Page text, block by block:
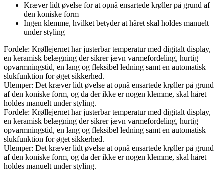
Kræver lidt øvelse for at opnå ensartede krøller på grund af
den koniske form
Ingen klemme, hvilket betyder at håret skal holdes manuelt
under styling
Fordele: Krøllejernet har justerbar temperatur med digitalt display,
en keramisk belægning der sikrer jævn varmefordeling, hurtig
opvarmningstid, en lang og fleksibel ledning samt en automatisk
slukfunktion for øget sikkerhed.
Ulemper: Det kræver lidt øvelse at opnå ensartede krøller på grund
af den koniske form, og da der ikke er nogen klemme, skal håret
holdes manuelt under styling.
Fordele: Krøllejernet har justerbar temperatur med digitalt display,
en keramisk belægning der sikrer jævn varmefordeling, hurtig
opvarmningstid, en lang og fleksibel ledning samt en automatisk
slukfunktion for øget sikkerhed.
Ulemper: Det kræver lidt øvelse at opnå ensartede krøller på grund
af den koniske form, og da der ikke er nogen klemme, skal håret
holdes manuelt under styling.